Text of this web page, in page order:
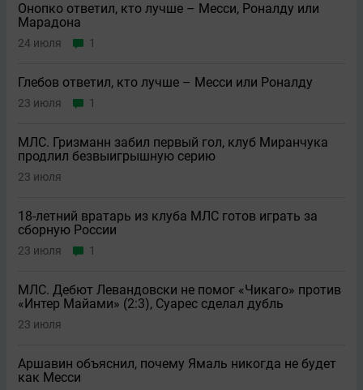
Онопко ответил, кто лучше – Месси, Роналду или
Марадона
24 июля 1
Глебов ответил, кто лучше – Месси или Роналду
23 июля 1
МЛС. Гризманн забил первый гол, клуб Миранчука
продлил безвыигрышную серию
23 июля
18-летний вратарь из клуба МЛС готов играть за
сборную России
23 июля 1
МЛС. Дебют Левандовски не помог «Чикаго» против
«Интер Майами» (2:3), Суарес сделал дубль
23 июля
Аршавин объяснил, почему Ямаль никогда не будет
как Месси